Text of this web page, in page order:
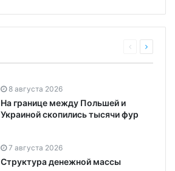
8 августа 2026
На границе между Польшей и
Украиной скопились тысячи фур
7 августа 2026
Структура денежной массы